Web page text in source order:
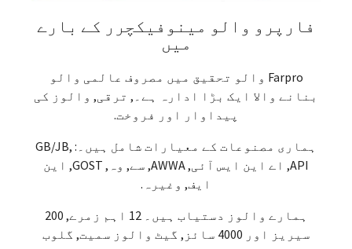
فارپرو والو مینوفیکچرر کے بارے
میں
Farpro والو تحقیق میں مصروف عالمی والو
بنانے والا ایک بڑا ادارہ ہے۔, ترقی, والوز کی
پیداوار اور فروخت.
ہماری مصنوعات کے معیارات شامل ہیں۔: GB/JB,
API, اے این ایس آئی, AWWA, سے, وہ, GOST, این
ایف, وغیرہ.
ہمارے والوز دستیاب ہیں۔ 12 اہم زمرے, 200
سیریز اور 4000 سائز, گیٹ والوز سمیت, گلوب